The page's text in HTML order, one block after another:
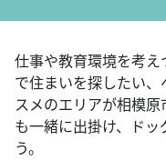
仕事や教育環境を考
で住まいを探したい
スメのエリアが相模
も一緒に出掛け、ド
う。